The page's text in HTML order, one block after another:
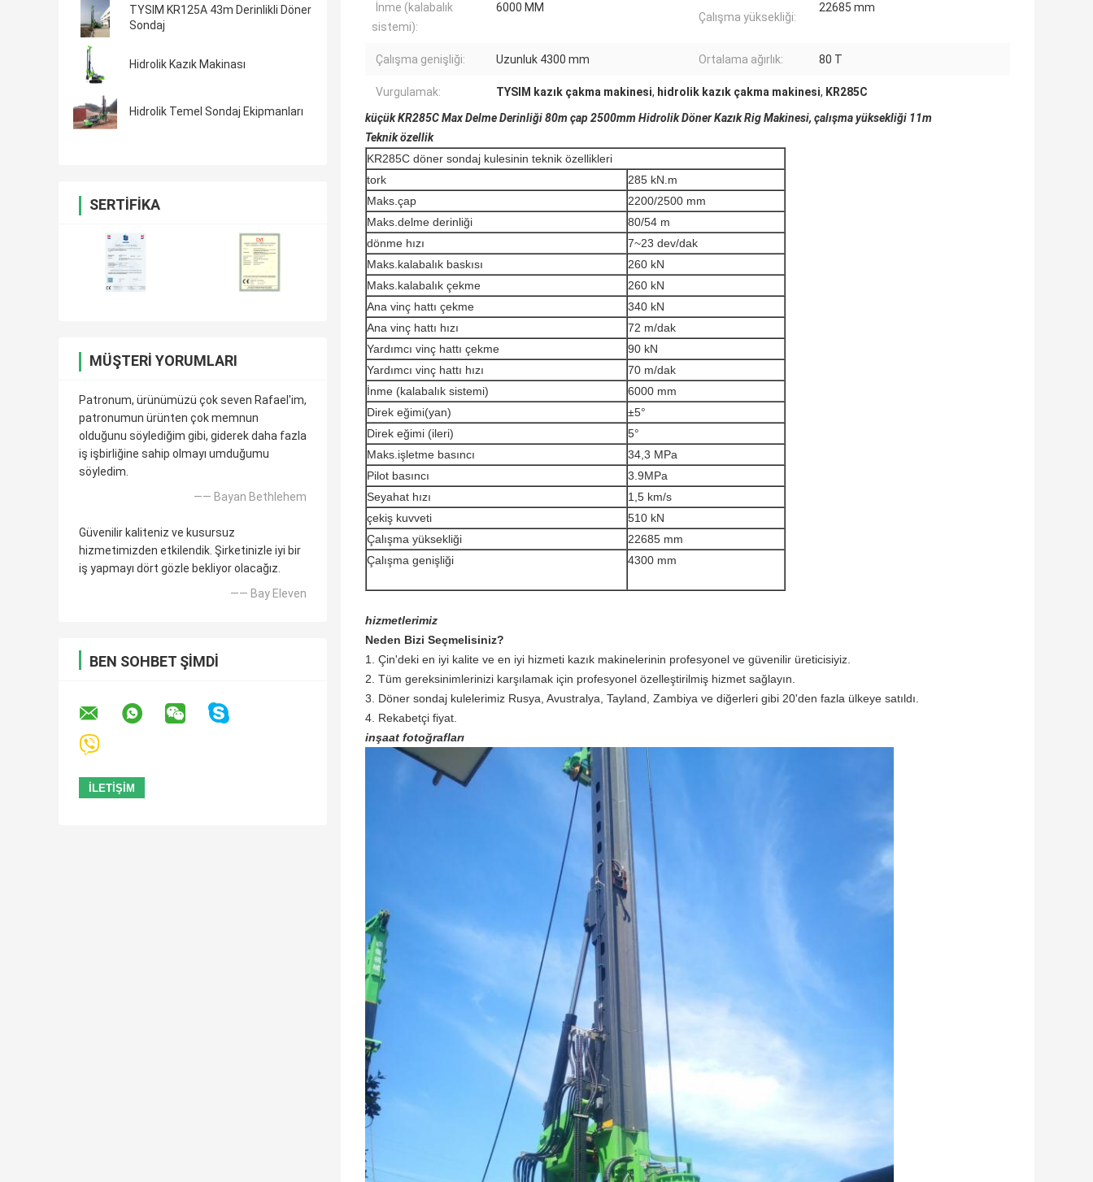
TYSIM KR125A 43m Derinlikli Döner
Sondaj
Hidrolik Kazık Makinası
Hidrolik Temel Sondaj Ekipmanları
SERTIFIKA
MÜŞTERI YORUMLARI
Patronum, ürünümüzü çok seven Rafael'im,
patronumun ürünten çok memnun
olduğunu söylediğim gibi, giderek daha fazla
iş işbirliğine sahip olmayı umduğumu
söyledim.
—— Bayan Bethlehem
Güvenilir kaliteniz ve kusursuz
hizmetimizden etkilendik. Şirketinizle iyi bir
iş yapmayı dört gözle bekliyor olacağız.
—— Bay Eleven
BEN SOHBET ŞIMDI
İnme (kalabalık
sistemi):
6000 MM
Çalışma yüksekliği:
22685 mm
Çalışma genişliği: Uzunluk 4300 mm Ortalama ağırlık: 80 T
Vurgulamak: TYSIM kazık çakma makinesi, hidrolik kazık çakma makinesi, KR285C
küçük KR285C Max Delme Derinliği 80m çap 2500mm Hidrolik Döner Kazık Rig Makinesi, çalışma yüksekliği 11m
Teknik özellik
KR285C döner sondaj kulesinin teknik özellikleri
tork
285 kN.m
Maks.çap
2200/2500 mm
Maks.delme derinliği
80/54 m
dönme hızı
7~23 dev/dak
Maks.kalabalık baskısı
260 kN
Maks.kalabalık çekme
260 kN
Ana vinç hattı çekme
340 kN
Ana vinç hattı hızı
72 m/dak
Yardımcı vinç hattı çekme
90 kN
Yardımcı vinç hattı hızı
70 m/dak
İnme (kalabalık sistemi)
6000 mm
Direk eğimi(yan)
±5°
Direk eğimi (ileri)
5°
Maks.işletme basıncı
34,3 MPa
Pilot basıncı
3.9MPa
Seyahat hızı
1,5 km/s
çekiş kuvveti
510 kN
Çalışma yüksekliği
22685 mm
Çalışma genişliği
4300 mm
hizmetlerimiz
Neden Bizi Seçmelisiniz?
1. Çin'deki en iyi kalite ve en iyi hizmeti kazık makinelerinin profesyonel ve güvenilir üreticisiyiz.
2. Tüm gereksinimlerinizi karşılamak için profesyonel özelleştirilmiş hizmet sağlayın.
3. Döner sondaj kulelerimiz Rusya, Avustralya, Tayland, Zambiya ve diğerleri gibi 20'den fazla ülkeye satıldı.
4. Rekabetçi fiyat.
inşaat fotoğrafları